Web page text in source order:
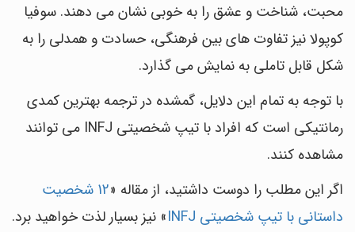
محبت، شناخت و عشق را به خوبی نشان می دهند. سوفیا
کوپولا نیز تفاوت های بین فرهنگی، حسادت و همدلی را به
شکل قابل تاملی به نمایش می گذارد.
با توجه به تمام این دلایل، گمشده در ترجمه بهترین کمدی
رمانتیکی است که افراد با تیپ شخصیتی INFJ می توانند
مشاهده کنند.
اگر این مطلب را دوست داشتید، از مقاله «
12 شخصیت
داستانی با تیپ شخصیتی INFJ
» نیز بسیار لذت خواهید برد.